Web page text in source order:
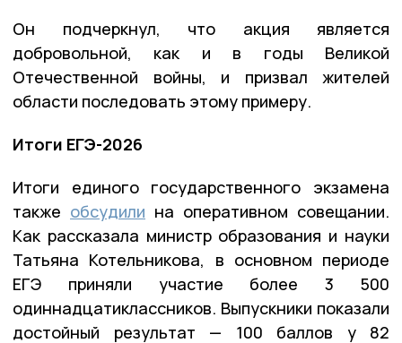
Он подчеркнул, что акция является
добровольной, как и в годы Великой
Отечественной войны, и призвал жителей
области последовать этому примеру.
Итоги ЕГЭ-2026
Итоги единого государственного экзамена
также обсудили на оперативном совещании.
Как рассказала министр образования и науки
Татьяна Котельникова, в основном периоде
ЕГЭ приняли участие более 3 500
одиннадцатиклассников. Выпускники показали
достойный результат — 100 баллов у 82